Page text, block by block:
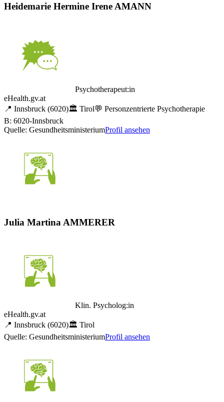
Heidemarie Hermine Irene AMANN
Psychotherapeut:in
eHealth.gv.at
📍 Innsbruck (6020)🏛️ Tirol💬 Personzentrierte Psychotherapie
B: 6020-Innsbruck
Quelle: GesundheitsministeriumProfil ansehen
Julia Martina AMMERER
Klin. Psycholog:in
eHealth.gv.at
📍 Innsbruck (6020)🏛️ Tirol
Quelle: GesundheitsministeriumProfil ansehen